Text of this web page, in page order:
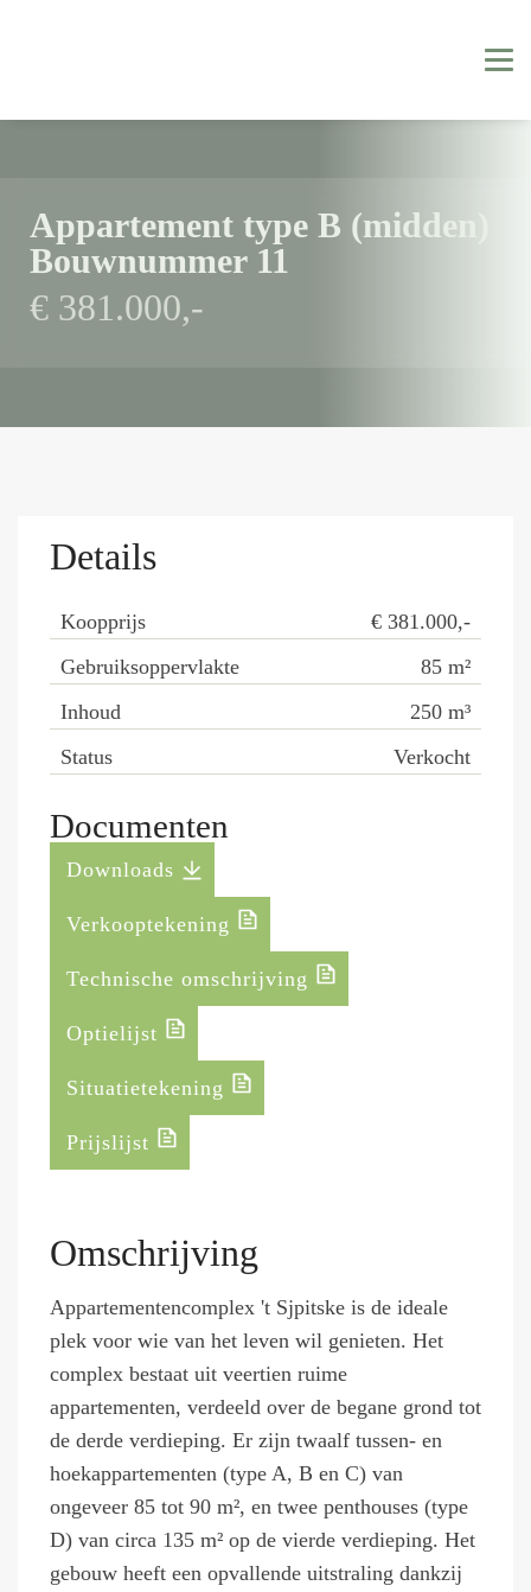
Appartement type B (midden)
Bouwnummer 11
€ 381.000,-
Details
Koopprijs
€ 381.000,-
Gebruiksoppervlakte
85 m²
Inhoud
250 m³
Status
Verkocht
Documenten
Downloads
Verkooptekening
Technische omschrijving
Optielijst
Situatietekening
Prijslijst
Omschrijving
Appartementencomplex 't Sjpitske is de ideale
plek voor wie van het leven wil genieten. Het
complex bestaat uit veertien ruime
appartementen, verdeeld over de begane grond tot
de derde verdieping. Er zijn twaalf tussen- en
hoekappartementen (type A, B en C) van
ongeveer 85 tot 90 m², en twee penthouses (type
D) van circa 135 m² op de vierde verdieping. Het
gebouw heeft een opvallende uitstraling dankzij